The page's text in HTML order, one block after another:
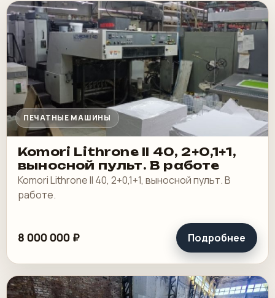
ПЕЧАТНЫЕ МАШИНЫ
Komori Lithrone II 40, 2+0,1+1,
выносной пульт. В работе
Komori Lithrone II 40, 2+0,1+1, выносной пульт. В
работе.
8 000 000 ₽ Подробнее